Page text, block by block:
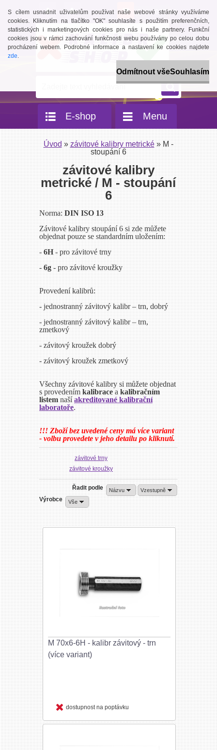
S cílem usnadnit uživatelům používat naše webové stránky využíváme
cookies. Kliknutím na tlačítko "OK" souhlasíte s použitím preferenčních,
statistických i marketingových cookies pro nás i naše partnery. Funkční
cookies jsou v rámci zachování funkčnosti webu používány po celou dobu
procházení webem. Podrobné informace a nastavení ke cookies najdete
zde.
Odmítnout všeSouhlasím
0 ks / 0,00 Kč
E-shop Menu
Úvod » závitové kalibry metrické » M -
stoupání 6
závitové kalibry
metrické / M - stoupání
6
Norma:DIN ISO 13
Závitové kalibry stoupání 6 si zde můžete
objednat pouze se standardním uložením:
-6H- pro závitové trny
-6g- pro závitové kroužky
Provedení kalibrů:
- jednostranný závitový kalibr – trn, dobrý
- jednostranný závitový kalibr – trn,
zmetkový
- závitový kroužek dobrý
- závitový kroužek zmetkový
Všechny závitové kalibry si můžete objednat
s provedenímkalibraceakalibračním
listemnašíakreditované kalibrační
laboratoře.
!!! Zboží bez uvedené ceny má více variant
- volbu provedete v jeho detailu po kliknutí.
závitové trny
závitové kroužky
Řadit podle Názvu Vzestupně
Výrobce Vše
M 70x6-6H - kalibr závitový - trn
(více variant)
dostupnost na poptávku